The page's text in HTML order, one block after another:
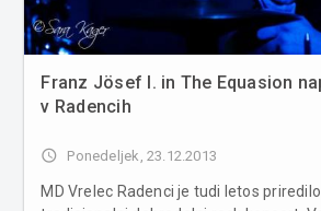
Franz Jösef I. in The Equasion
v Radencih
access_time Ponedeljek, 23.12.2013
MD Vrelec Radenci je tudi letos